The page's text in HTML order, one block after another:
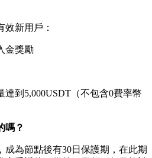
新用戶：
金獎勵
達到5,000USDT（不包含0費率幣
嗎？
成為節點後有30日保護期，在此期